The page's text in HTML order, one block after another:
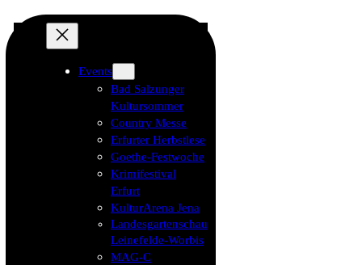
Events
Bad Salzunger
Kultursommer
Country Messe
Erfurter Herbstlese
Goethe-Festwoche
Krimifestival
Erfurt
KulturArena Jena
Landesgartenschau
Leinefelde-Worbis
MAG-C